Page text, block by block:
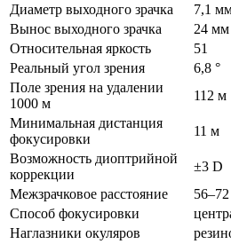
Диаметр выходного зрачка
7,1
Вынос выходного зрачка
24 мм
Относительная яркость
51
Реальный угол зрения
6,8 °
Поле зрения на удалении
1000 м
112 м
Минимальная дистанция
фокусировки
11 м
Возможность диоптрийной
коррекции
±3 D
Межзрачковое расстояние
Способ фокусировки
Наглазники окуляров